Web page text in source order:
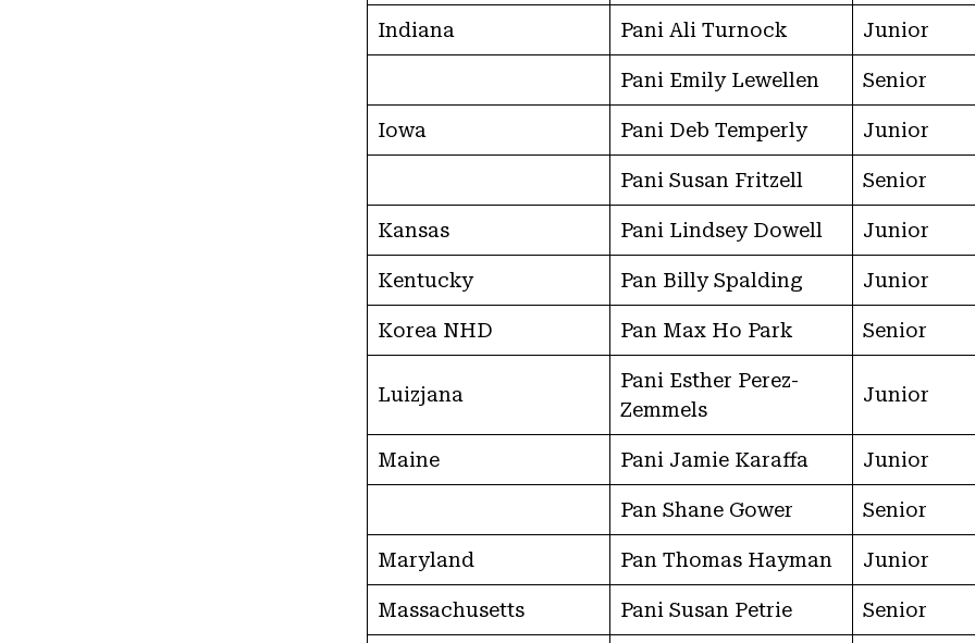
Indiana Pani Ali Turnock Junior
Pani Emily Lewellen Senior
Iowa Pani Deb Temperly Junior
Pani Susan Fritzell Senior
Kansas Pani Lindsey Dowell Junior
Kentucky Pan Billy Spalding Junior
Korea NHD Pan Max Ho Park Senior
Luizjana
Pani Esther Perez-
Zemmels
Junior
Maine Pani Jamie Karaffa Junior
Pan Shane Gower Senior
Maryland Pan Thomas Hayman Junior
Massachusetts Pani Susan Petrie Senior